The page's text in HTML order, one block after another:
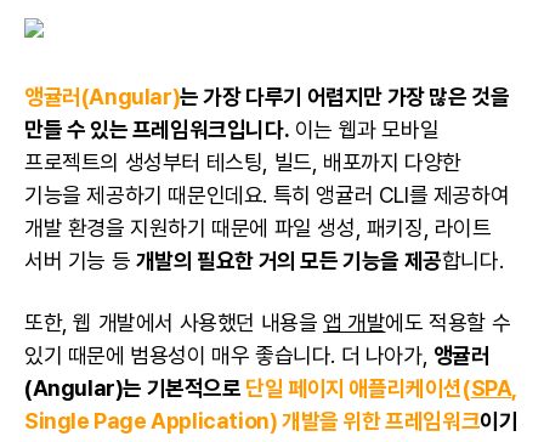
앵귤러(Angular)는 가장 다루기 어렵지만 가장 많은 것을
만들 수 있는 프레임워크입니다. 이는 웹과 모바일
프로젝트의 생성부터 테스팅, 빌드, 배포까지 다양한
기능을 제공하기 때문인데요. 특히 앵귤러 CLI를 제공하여
개발 환경을 지원하기 때문에 파일 생성, 패키징, 라이트
서버 기능 등 개발의 필요한 거의 모든 기능을 제공합니다.
또한, 웹 개발에서 사용했던 내용을 앱 개발에도 적용할 수
있기 때문에 범용성이 매우 좋습니다. 더 나아가, 앵귤러
(Angular)는 기본적으로 단일 페이지 애플리케이션(SPA
Single Page Application) 개발을 위한 프레임워크이기